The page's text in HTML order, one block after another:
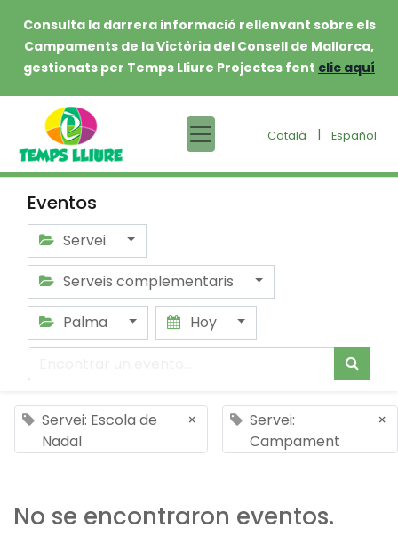
Consulta la darrera informació rellenvant sobre els
Campaments de la Victòria del Consell de Mallorca,
gestionats per Temps Lliure Projectes fent clic aquí
Català | Español
Eventos
Servei
Serveis complementaris
Palma
Hoy
Servei: Escola de
Nadal
×
Servei:
Campament
×
No se encontraron eventos.